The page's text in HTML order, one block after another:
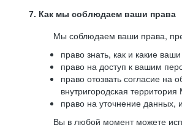
7. Как мы соблюдаем ваши права
Мы соблюдаем ваши права,
право знать, как и какие
право на доступ к вашим
право отозвать согласие на
внутригородская
право на уточнение данных,
Вы в любой момент можете